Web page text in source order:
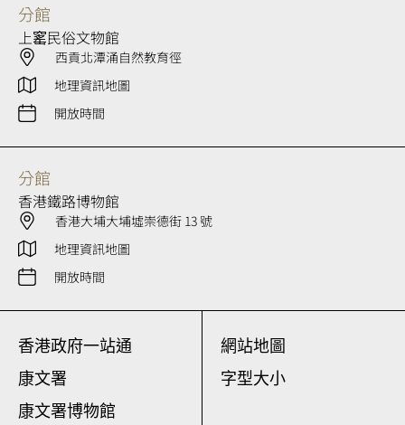
分館
上窰民俗文物館
西貢北潭涌自然教育徑
地理資訊地圖
開放時間
分館
香港鐵路博物館
香港大埔大埔墟崇德街 13 號
地理資訊地圖
開放時間
香港政府一站通
康文署
康文署博物館
網站地圖
字型大小